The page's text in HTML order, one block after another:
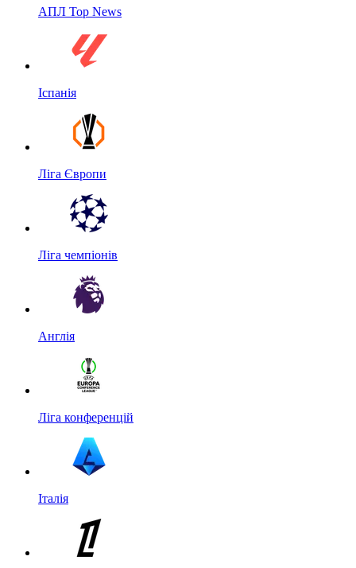
АПЛ Top News
Іспанія
Ліга Європи
Ліга чемпіонів
Англія
Ліга конференцій
Італія